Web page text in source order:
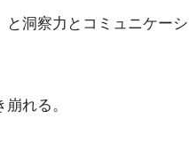
と洞察力とコミュニケー
れる。